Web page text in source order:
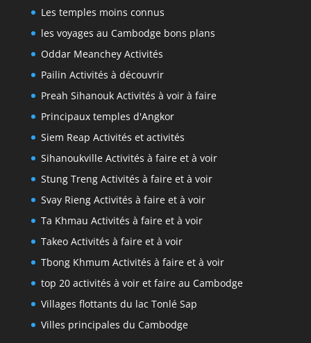
Les temples moins connus
les voyages au Cambodge bons plans
Oddar Meanchey Activités
Pailin Activités à découvrir
Preah Sihanouk Activités à voir à faire
Principaux temples d'Angkor
Siem Reap Activités et activités
Sihanoukville Activités à faire et à voir
Stung Treng Activités à faire et à voir
Svay Rieng Activités à faire et à voir
Ta Khmau Activités à faire et à voir
Takeo Activités à faire et à voir
Tbong Khmum Activités à faire et à voir
top 20 activités à voir et faire au Cambodge
Villages flottants du lac Tonlé Sap
Villes principales du Cambodge